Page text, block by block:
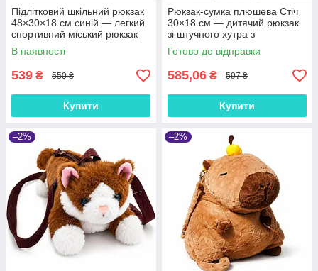
Підлітковий шкільний рюкзак
48×30×18 см синій — легкий
спортивний міський рюкзак
для школи і тренувань
В наявності
539 ₴ 550 ₴
Купити
Рюкзак-сумка плюшева Стіч
30×18 см — дитячий рюкзак
зі штучного хутра з
металевими ланцюжками,
арт. 00201-3
Готово до відправки
585,06 ₴ 597 ₴
Купити
–2% –2%